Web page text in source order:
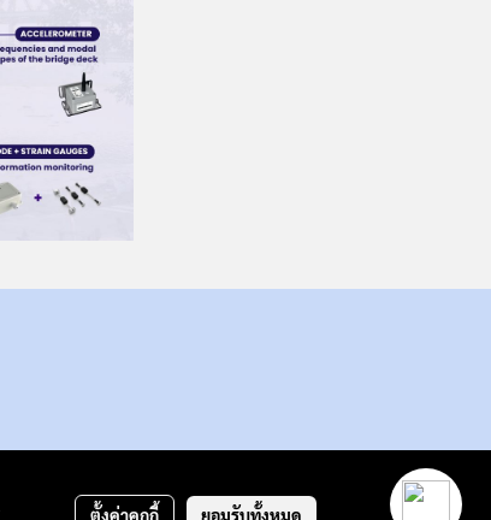
ตั้งค่าคุกกี้ ยอมรับทั้งหมด